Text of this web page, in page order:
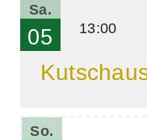
Sa.
05 13:00
So.